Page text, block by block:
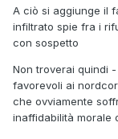
A ciò si aggiunge il
infiltrato spie fra i
con sospetto
Non troverai quindi
favorevoli ai
che ovviamente
inaffidabilità morale